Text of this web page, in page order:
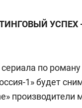
по роману
1» будет
» производители